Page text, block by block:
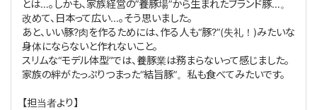
とは…。しかも、家族経営の”養豚場”から生まれたブランド豚…。
改めて、日本って広い…。そう思いました。
あと、いい豚?肉を作るためには、作る人も“豚?”(失礼！)みたいな
身体にならないと作れないこと。
スリムな“モデル体型”では、養豚業は務まらないって感じました。
家族の絆がたっぷりつまった“結旨豚”。私も食べてみたいです。
【担当者より】